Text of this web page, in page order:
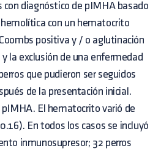
con diagnóstico de pIMHA basado
con un hematocrito
positiva y / o aglutinación
la exclusión de una enfermedad
que pudieron ser seguidos
de la presentación inicial.
pIMHA. El hematocrito varió de
En todos los casos se incluyó
inmunosupresor; 32 perros